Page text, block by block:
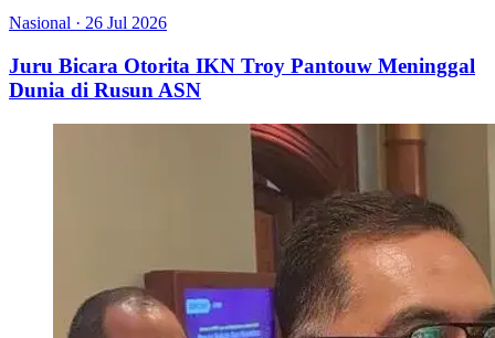
Nasional · 26 Jul 2026
Juru Bicara Otorita IKN Troy Pantouw Meninggal
Dunia di Rusun ASN